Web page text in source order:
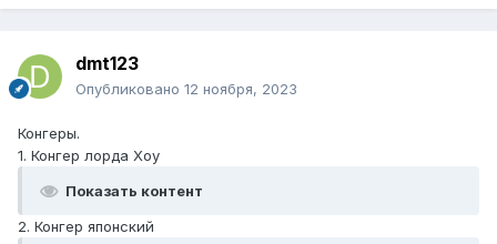
dmt123
Опубликовано 12 ноября, 2023
Конгеры.
1. Конгер лорда Хоу
Показать контент
2. Конгер японский